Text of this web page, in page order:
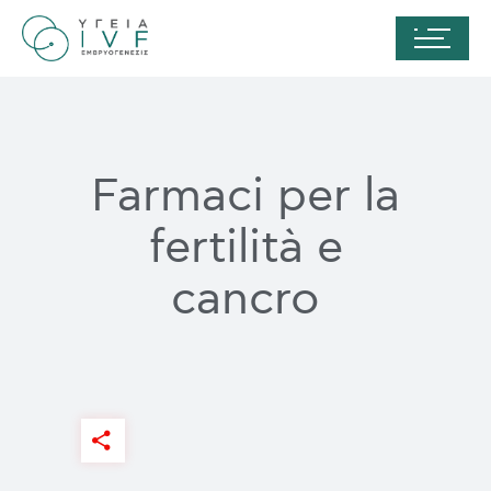
Farmaci per la
fertilità e
cancro